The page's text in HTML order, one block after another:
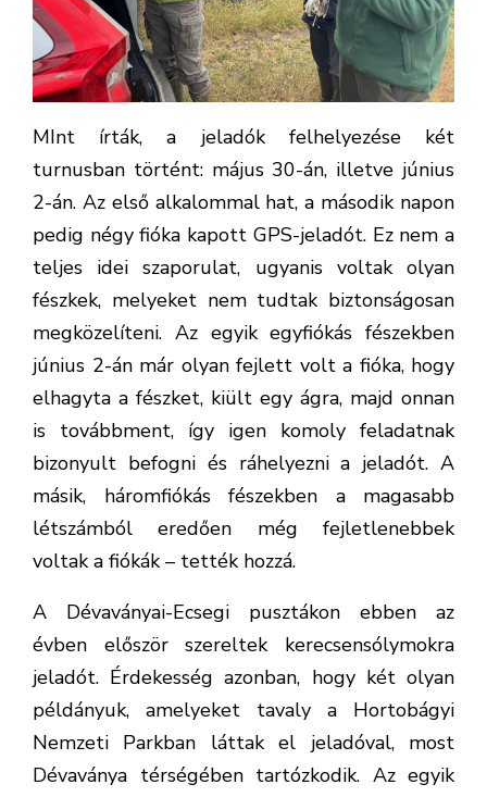
MInt írták, a jeladók felhelyezése két
turnusban történt: május 30-án, illetve június
2-án. Az első alkalommal hat, a második napon
pedig négy fióka kapott GPS-jeladót. Ez nem a
teljes idei szaporulat, ugyanis voltak olyan
fészkek, melyeket nem tudtak biztonságosan
megközelíteni. Az egyik egyfiókás fészekben
június 2-án már olyan fejlett volt a fióka, hogy
elhagyta a fészket, kiült egy ágra, majd onnan
is továbbment, így igen komoly feladatnak
bizonyult befogni és ráhelyezni a jeladót. A
másik, háromfiókás fészekben a magasabb
létszámból eredően még fejletlenebbek
voltak a fiókák – tették hozzá.
A Dévaványai-Ecsegi pusztákon ebben az
évben először szereltek kerecsensólymokra
jeladót. Érdekesség azonban, hogy két olyan
példányuk, amelyeket tavaly a Hortobágyi
Nemzeti Parkban láttak el jeladóval, most
Dévaványa térségében tartózkodik. Az egyik